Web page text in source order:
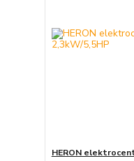
HERON